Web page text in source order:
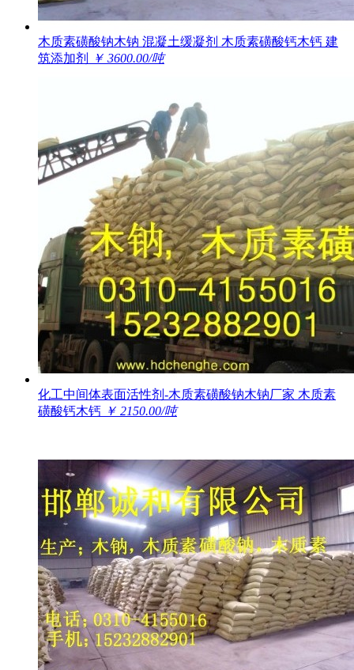
木质素磺酸钠木钠 混凝土缓凝剂 木质素磺酸钙木钙 建
筑添加剂
￥ 3600.00/吨
化工中间体表面活性剂-木质素磺酸钠木钠厂家 木质素
磺酸钙木钙 ￥ 2150.00/吨